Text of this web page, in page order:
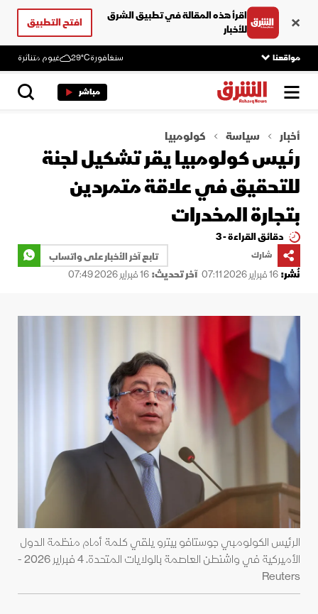
اقرأ هذه المقالة في تطبيق الشرق
للأخبار
افتح التطبيق
مواقعنا سنغافورة29°C غيوم متناثرة
مباشر
أخبار سياسة كولومبيا
رئيس كولومبيا يقر تشكيل لجنة
للتحقيق في علاقة متمردين
بتجارة المخدرات
دقائق القراءة - 3
شارك
تابع آخر الأخبار على واتساب
نُشر:16 فبراير 2026 07:11 آخر تحديث:16 فبراير 2026 07:49
الرئيس الكولومبي جوستافو بيترو يلقي كلمة أمام منظمة الدول
الأميركية في واشنطن العاصمة بالولايات المتحدة. 4 فبراير 2026 -
Reuters